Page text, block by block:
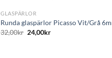
GLASPÄRLOR
Runda glaspärlor Picasso Vit/Grå
32,00kr 24,00kr